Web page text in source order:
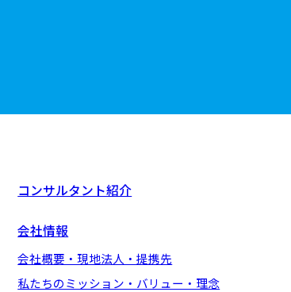
コンサルタント紹介
会社情報
会社概要・現地法人・提携先
私たちのミッション・バリュー・理念